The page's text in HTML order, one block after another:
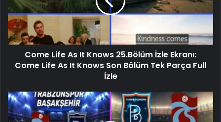
Come Life As It Knows 25.Bölüm İzle Ekranı:
Come Life As It Knows Son Bölüm Tek Parça Full
İzle